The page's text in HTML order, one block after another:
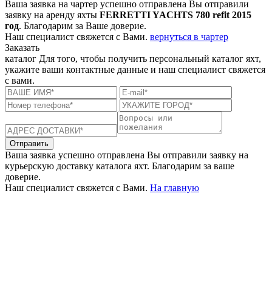
Ваша заявка на чартер успешно отправлена Вы отправили
заявку на аренду яхты FERRETTI YACHTS 780 refit 2015
год. Благодарим за Ваше доверие.
Наш специалист свяжется с Вами. вернуться в чартер
Заказать
каталог Для того, чтобы получить персональный каталог яхт,
укажите ваши контактные данные и наш специалист свяжется
с вами.
Отправить
Ваша заявка успешно отправлена Вы отправили заявку на
курьерскую доставку каталога яхт. Благодарим за ваше
доверие.
Наш специалист свяжется с Вами. На главную